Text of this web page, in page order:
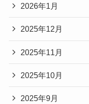
2026年1月
2025年12月
2025年11月
2025年10月
2025年9月